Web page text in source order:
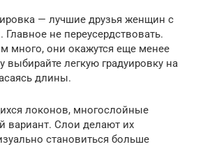
— лучшие друзья женщин с
не переусердствовать.
много, они окажутся еще менее
легкую градуировку на
длины.
локонов, многослойные
вариант. Слои делают их
становиться больше